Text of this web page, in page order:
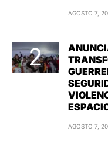
AGOSTO 7,
AGOSTO 7,